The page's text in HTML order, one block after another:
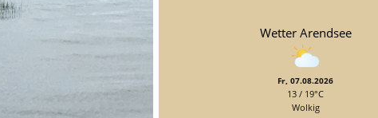
Wetter Arendsee
Fr, 07.08.2026
13 / 19°C
Wolkig